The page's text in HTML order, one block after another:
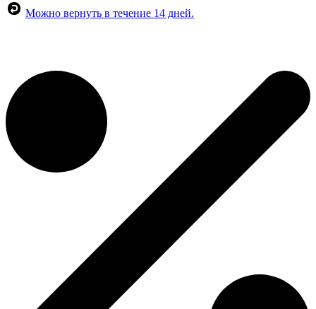
Можно вернуть в течение 14 дней.